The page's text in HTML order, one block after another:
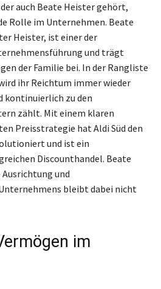
auch Beate Heister gehört,
Rolle im Unternehmen. Beate
Heister, ist einer der
und trägt
der Familie bei. In der Rangliste
ihr Reichtum immer wieder
kontinuierlich zu den
zählt. Mit einem klaren
Preisstrategie hat Aldi Süd den
und ist ein
Discounthandel. Beate
und
bleibt dabei nicht
im